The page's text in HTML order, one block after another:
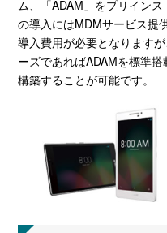
ム、「ADAM」をプリイン
の導入にはMDMサービス提
導入費用が必要となります
ーズであればADAMを標準
構築することが可能です。